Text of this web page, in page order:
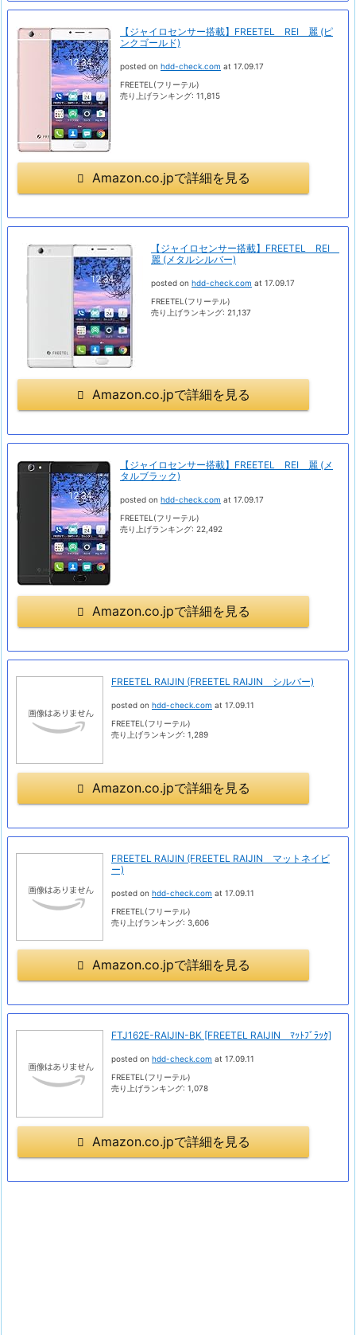
【ジャイロセンサー搭載】FREETEL REI 麗 (ピ
ンクゴールド)
posted on hdd-check.com at 17.09.17
FREETEL(フリーテル)
売り上げランキング: 11,815
Amazon.co.jpで詳細を見る
【ジャイロセンサー搭載】FREETEL REI
麗 (メタルシルバー)
posted on hdd-check.com at 17.09.17
FREETEL(フリーテル)
売り上げランキング: 21,137
Amazon.co.jpで詳細を見る
【ジャイロセンサー搭載】FREETEL REI 麗 (メ
タルブラック)
posted on hdd-check.com at 17.09.17
FREETEL(フリーテル)
売り上げランキング: 22,492
Amazon.co.jpで詳細を見る
FREETEL RAIJIN (FREETEL RAIJIN シルバー)
posted on hdd-check.com at 17.09.11
FREETEL(フリーテル)
売り上げランキング: 1,289
Amazon.co.jpで詳細を見る
FREETEL RAIJIN (FREETEL RAIJIN マットネイビ
ー)
posted on hdd-check.com at 17.09.11
FREETEL(フリーテル)
売り上げランキング: 3,606
Amazon.co.jpで詳細を見る
FTJ162E-RAIJIN-BK [FREETEL RAIJIN ﾏｯﾄﾌﾞﾗｯｸ]
posted on hdd-check.com at 17.09.11
FREETEL(フリーテル)
売り上げランキング: 1,078
Amazon.co.jpで詳細を見る